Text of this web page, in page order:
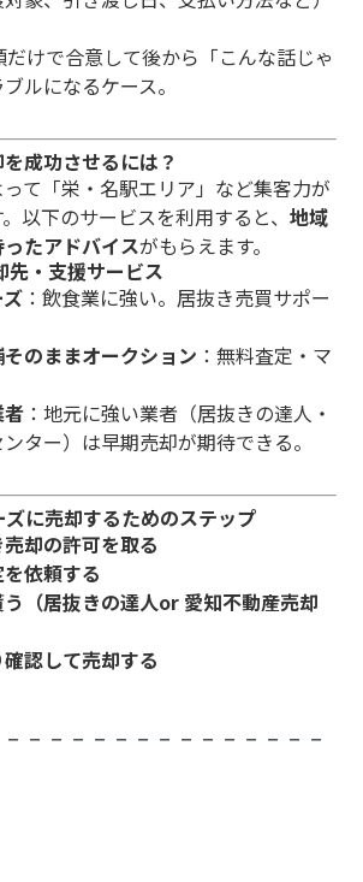
だけで合意して後から「こんな話じゃ
ルになるケース。
成功させるには？
て「栄・名駅エリア」など集客力が
以下のサービスを利用すると、地域
たアドバイスがもらえます。
・支援サービス
：飲食業に強い。居抜き売買サポー
そのままオークション ：無料査定・マ
：地元に強い業者（居抜きの達人・
ター）は早期売却が期待できる。
ズに売却するためのステップ
却の許可を取る
依頼する
（居抜きの達人or 愛知不動産売却
認して売却する
－－－－－－－－－－－－－－